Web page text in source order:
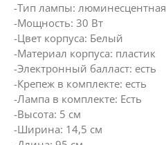
-Тип лампы: люминесцентная
-Мощность: 30 Вт
-Цвет корпуса: Белый
-Материал корпуса: пластик
-Электронный балласт: есть
-Крепеж в комплекте: есть
-Лампа в комплекте: Есть
-Высота: 5 см
-Ширина: 14,5 см